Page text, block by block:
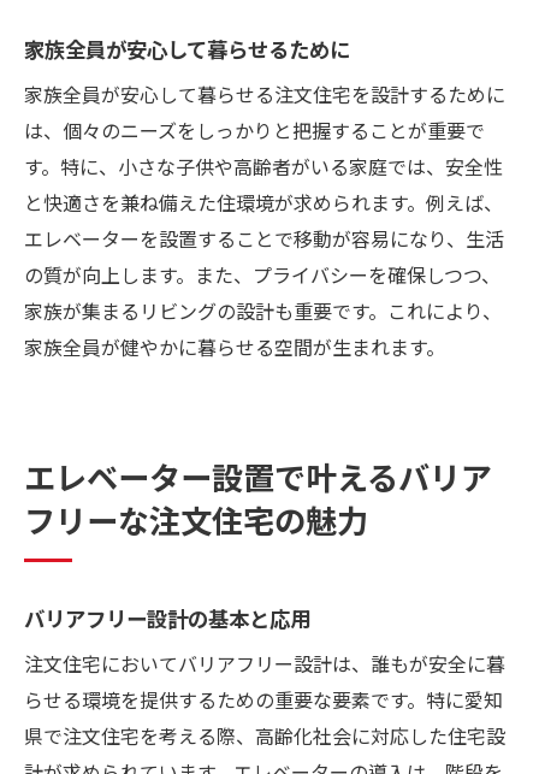
家族全員が安心して暮らせるために
家族全員が安心して暮らせる注文住宅を設計するために
は、個々のニーズをしっかりと把握することが重要で
す。特に、小さな子供や高齢者がいる家庭では、安全性
と快適さを兼ね備えた住環境が求められます。例えば、
エレベーターを設置することで移動が容易になり、生活
の質が向上します。また、プライバシーを確保しつつ、
家族が集まるリビングの設計も重要です。これにより、
家族全員が健やかに暮らせる空間が生まれます。
エレベーター設置で叶えるバリア
フリーな注文住宅の魅力
バリアフリー設計の基本と応用
注文住宅においてバリアフリー設計は、誰もが安全に暮
らせる環境を提供するための重要な要素です。特に愛知
県で注文住宅を考える際、高齢化社会に対応した住宅設